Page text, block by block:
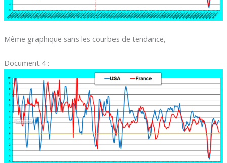
Même graphique sans les courbes de tendance,
Document 4 :